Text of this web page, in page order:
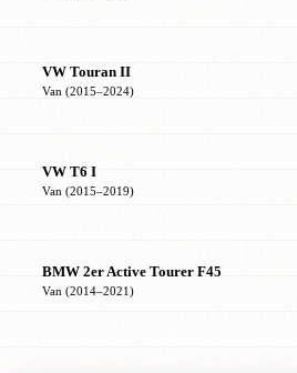
VW Touran II
Van (2015–2024)
VW T6 I
Van (2015–2019)
BMW 2er Active Tourer F45
Van (2014–2021)